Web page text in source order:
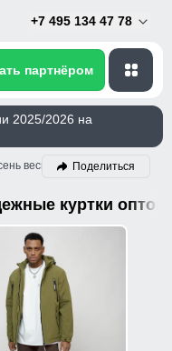
+7 495 134 47 78
партнёром
2025/2026 на
весна Поделиться
куртки оптом